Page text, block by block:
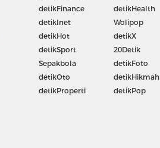
detikFinance
detikInet
detikHot
detikSport
Sepakbola
detikOto
detikProperti
detikHealth
Wolipop
detikX
20Detik
detikFoto
detikHikmah
detikPop